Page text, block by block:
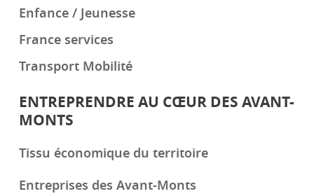
Enfance / Jeunesse
France services
Transport Mobilité
ENTREPRENDRE AU CŒUR DES AVANT-
MONTS
Tissu économique du territoire
Entreprises des Avant-Monts